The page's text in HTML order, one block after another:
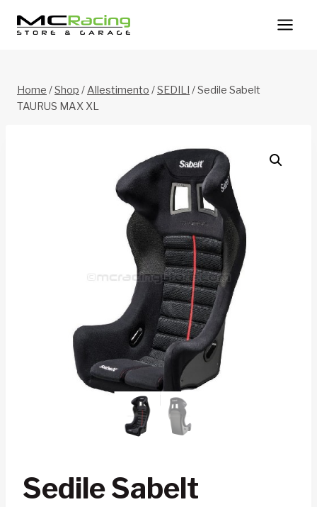
Home /Shop /Allestimento /SEDILI /Sedile Sabelt
TAURUS MAX XL
Sedile Sabelt